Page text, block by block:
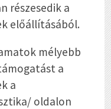
részesedik a
előállításából.
mélyebb
a
a
oldalon